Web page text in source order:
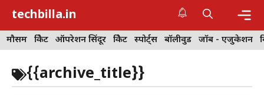
content
techbilla.in
मौसम क्रिकेट ऑपरेशन सिंदूर क्रिकेट स्पोर्ट्स बॉलीवुड जॉब - एजुकेशन
{{archive_title}}